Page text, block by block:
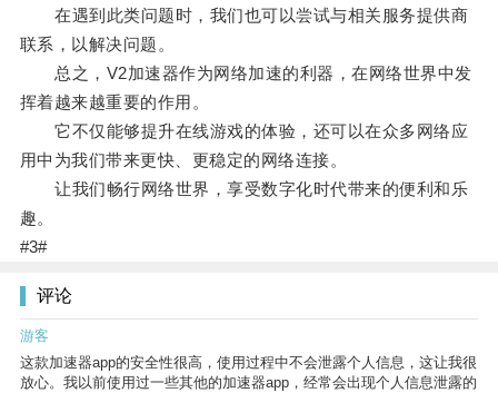
在遇到此类问题时，我们也可以尝试与相关服务提供商
联系，以解决问题。
总之，V2加速器作为网络加速的利器，在网络世界中发
挥着越来越重要的作用。
它不仅能够提升在线游戏的体验，还可以在众多网络应
用中为我们带来更快、更稳定的网络连接。
让我们畅行网络世界，享受数字化时代带来的便利和乐
趣。
#3#
评论
游客
这款加速器app的安全性很高，使用过程中不会泄露个人信息，这让我很
放心。我以前使用过一些其他的加速器app，经常会出现个人信息泄露的